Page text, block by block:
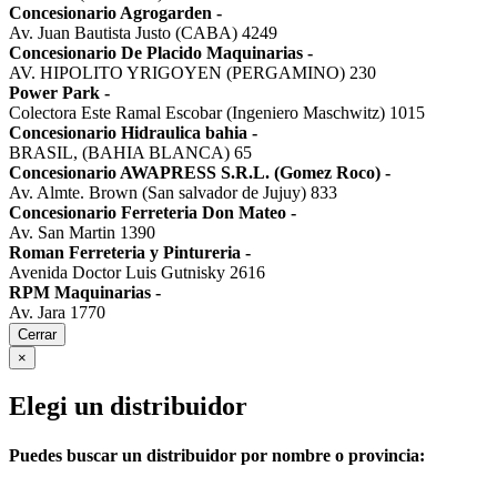
Concesionario Agrogarden -
Av. Juan Bautista Justo (CABA) 4249
Concesionario De Placido Maquinarias -
AV. HIPOLITO YRIGOYEN (PERGAMINO) 230
Power Park -
Colectora Este Ramal Escobar (Ingeniero Maschwitz) 1015
Concesionario Hidraulica bahia -
BRASIL, (BAHIA BLANCA) 65
Concesionario AWAPRESS S.R.L. (Gomez Roco) -
Av. Almte. Brown (San salvador de Jujuy) 833
Concesionario Ferreteria Don Mateo -
Av. San Martin 1390
Roman Ferreteria y Pintureria -
Avenida Doctor Luis Gutnisky 2616
RPM Maquinarias -
Av. Jara 1770
Cerrar
×
Elegi un distribuidor
Puedes buscar un distribuidor por nombre o provincia: